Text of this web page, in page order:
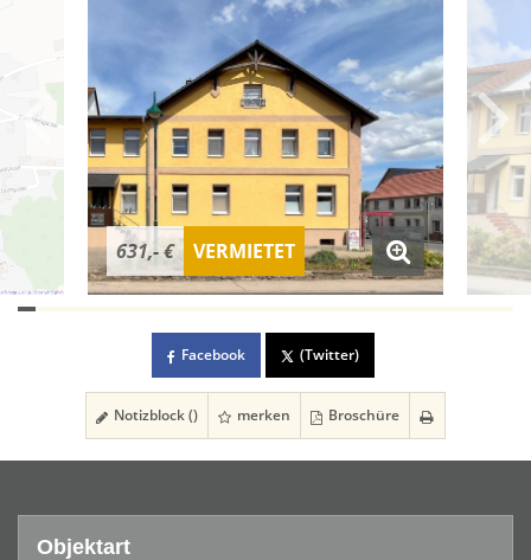
631,- € VERMIETET
Facebook (Twitter)
Notizblock () merken Broschüre
Objektart